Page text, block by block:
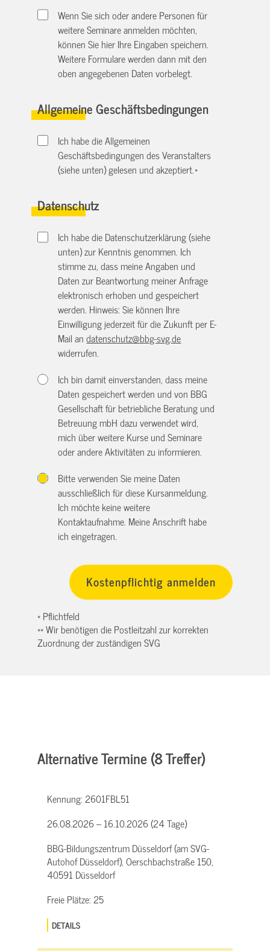
Wenn Sie sich oder andere Personen für
weitere Seminare anmelden möchten,
können Sie hier Ihre Eingaben speichern.
Weitere Formulare werden dann mit den
oben angegebenen Daten vorbelegt.
Allgemeine Geschäftsbedingungen
Ich habe die Allgemeinen
Geschäftsbedingungen des Veranstalters
(siehe unten) gelesen und akzeptiert.*
Datenschutz
Ich habe die Datenschutzerklärung (siehe
unten) zur Kenntnis genommen. Ich
stimme zu, dass meine Angaben und
Daten zur Beantwortung meiner Anfrage
elektronisch erhoben und gespeichert
werden. Hinweis: Sie können Ihre
Einwilligung jederzeit für die Zukunft per E-
Mail andatenschutz@bbg-svg.de
widerrufen.
Ich bin damit einverstanden, dass meine
Daten gespeichert werden und von BBG
Gesellschaft für betriebliche Beratung und
Betreuung mbH dazu verwendet wird,
mich über weitere Kurse und Seminare
oder andere Aktivitäten zu informieren.
Bitte verwenden Sie meine Daten
ausschließlich für diese Kursanmeldung.
Ich möchte keine weitere
Kontaktaufnahme. Meine Anschrift habe
ich eingetragen.
* Pflichtfeld
** Wir benötigen die Postleitzahl zur korrekten
Zuordnung der zuständigen SVG
Alternative Termine (8 Treffer)
Kennung:2601FBL51
26.08.2026 – 16.10.2026 (24 Tage)
BBG-Bildungszentrum Düsseldorf (am SVG-
Autohof Düsseldorf), Oerschbachstraße 150,
40591 Düsseldorf
Freie Plätze:25
DETAILS